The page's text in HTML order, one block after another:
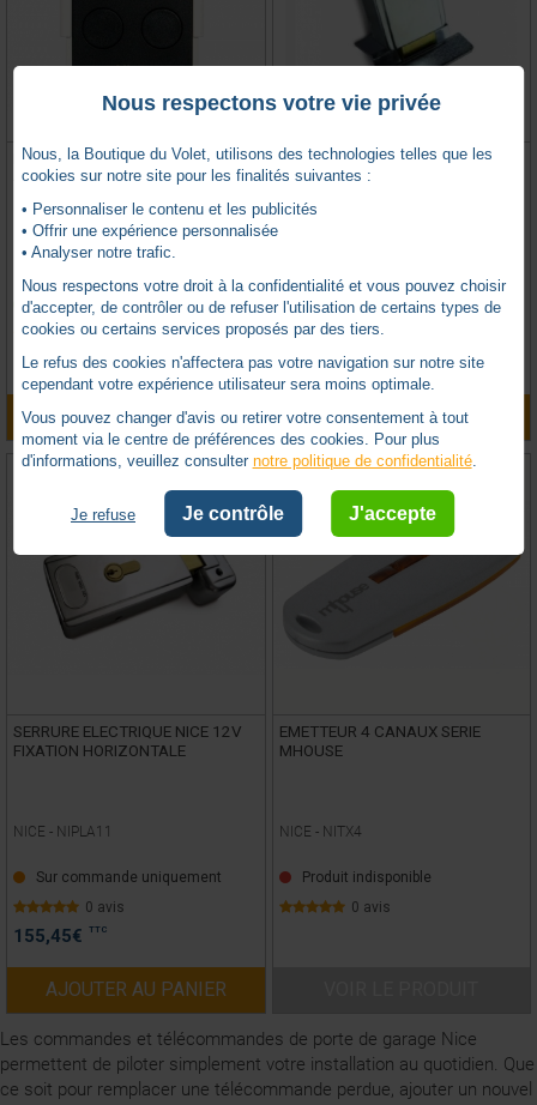
Les commandes et télécommandes de porte de garage Nice
permettent de piloter simplement votre installation au quotidien. Que
ce soit pour remplacer une télécommande perdue, ajouter un nouvel
EMETTEUR ERA ONE 4 CANAUX
433.92 MHZ
NICE -NION4E
En stock
0 avis
29,24€ TTC
AJOUTER AU PANIER
SERRURE ELECTRIQUE NICE 12V
FIXATION VERTICALE
Sur commande uniquement
0 avis
155,45€ TTC
AJOUTER AU PANIER
SERRURE ELECTRIQUE NICE 12V
FIXATION HORIZONTALE
NICE - NIPLA11
Sur commande uniquement
0 avis
155,45€ TTC
AJOUTER AU PANIER
EMETTEUR 4 CANAUX SERIE
MHOUSE
NICE - NITX4
Produit indisponible
0 avis
Nous respectons votre vie privée
Nous, la Boutique du Volet, utilisons des technologies telles que les
cookies sur notre site pour les finalités suivantes :
• Personnaliser le contenu et les publicités
• Offrir une expérience personnalisée
• Analyser notre trafic.
Nous respectons votre droit à la confidentialité et vous pouvez choisir
d'accepter, de contrôler ou de refuser l'utilisation de certains types de
cookies ou certains services proposés par des tiers.
Le refus des cookies n'affectera pas votre navigation sur notre site
cependant votre expérience utilisateur sera moins optimale.
Vous pouvez changer d'avis ou retirer votre consentement à tout
moment via le centre de préférences des cookies. Pour plus
d'informations, veuillez consulter notre politique de confidentialité.
Je refuse Je contrôle J'accepte